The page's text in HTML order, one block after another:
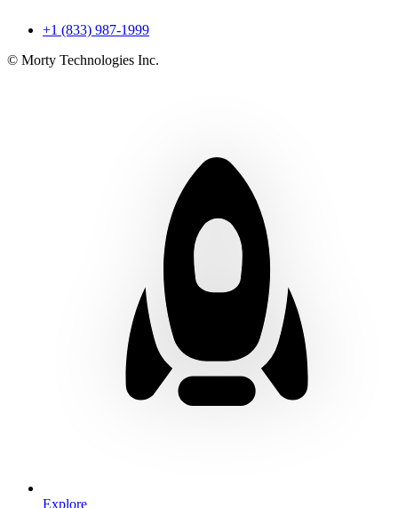
+1 (833) 987-1999
© Morty Technologies Inc.
Explore